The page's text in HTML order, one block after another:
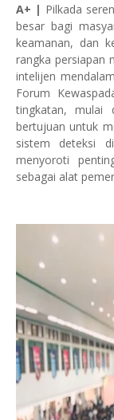
A+ | Pilkada
besar bagi
keamanan, dan
rangka persiapan
intelijen
Forum
tingkatan, mulai
bertujuan untuk
sistem deteksi
menyoroti
sebagai alat